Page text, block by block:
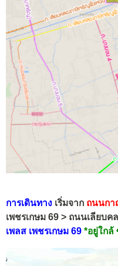
การเดินทาง เริ่มจาก ถนนกา
เพชรเกษม 69 > ถนนเลียบค
เพลส เพชรเกษม 69 *อยู่ใกล้